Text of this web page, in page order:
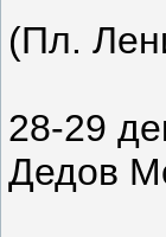
(Пл.
28-29
Дедов